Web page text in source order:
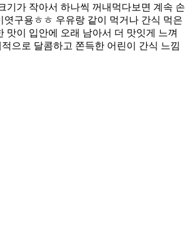
기가 작아서 하나씩 꺼내먹다보면 계속 손
엿구용ㅎㅎ 우유랑 같이 먹거나 간식 먹은
맛이 입안에 오래 남아서 더 맛잇게 느껴
으로 달콤하고 쫀득한 어린이 간식 느낌